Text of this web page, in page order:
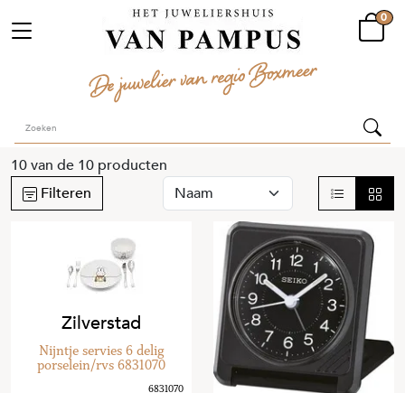
0
10van de 10 producten
Filteren
Zilverstad
Nijntje servies 6 delig
porselein/rvs 6831070